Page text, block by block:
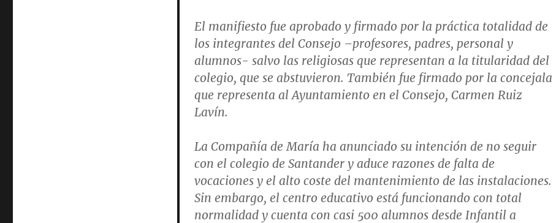
El manifiesto fue aprobado y firmado por la práctica totalidad de
los integrantes del Consejo –profesores, padres, personal y
alumnos- salvo las religiosas que representan a la titularidad del
colegio, que se abstuvieron. También fue firmado por la concejala
que representa al Ayuntamiento en el Consejo, Carmen Ruiz
Lavín.
La Compañía de María ha anunciado su intención de no seguir
con el colegio de Santander y aduce razones de falta de
vocaciones y el alto coste del mantenimiento de las instalaciones.
Sin embargo, el centro educativo está funcionando con total
normalidad y cuenta con casi 500 alumnos desde Infantil a